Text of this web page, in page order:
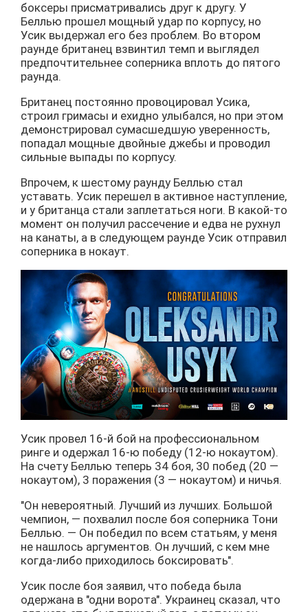
боксеры присматривались друг к другу. У
Беллью прошел мощный удар по корпусу, но
Усик выдержал его без проблем. Во втором
раунде британец взвинтил темп и выглядел
предпочтительнее соперника вплоть до пятого
раунда.
Британец постоянно провоцировал Усика,
строил гримасы и ехидно улыбался, но при этом
демонстрировал сумасшедшую уверенность,
попадал мощные двойные джебы и проводил
сильные выпады по корпусу.
Впрочем, к шестому раунду Беллью стал
уставать. Усик перешел в активное наступление,
и у британца стали заплетаться ноги. В какой-то
момент он получил рассечение и едва не рухнул
на канаты, а в следующем раунде Усик отправил
соперника в нокаут.
Усик провел 16-й бой на профессиональном
ринге и одержал 16-ю победу (12-ю нокаутом).
На счету Беллью теперь 34 боя, 30 побед (20 —
нокаутом), 3 поражения (3 — нокаутом) и ничья.
"Он невероятный. Лучший из лучших. Большой
чемпион, — похвалил после боя соперника Тони
Беллью. — Он победил по всем статьям, у меня
не нашлось аргументов. Он лучший, с кем мне
когда-либо приходилось боксировать".
Усик после боя заявил, что победа была
одержана в "одни ворота". Украинец сказал, что